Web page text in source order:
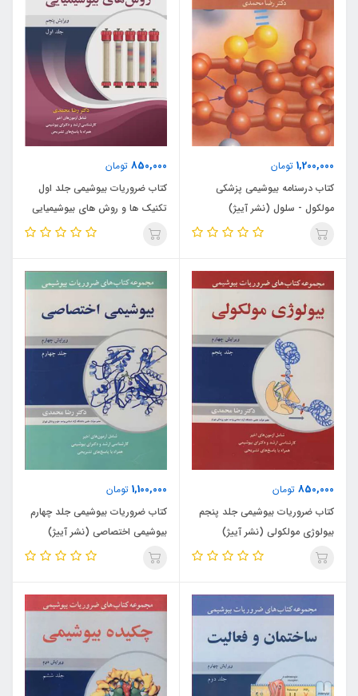
1,200,000 تومان
کتاب درسنامه بیوشیمی پزشکی
مولکول - سلول (نشر آییژ)
850,000 تومان
کتاب ضروریات بیوشیمی جلد اول
تکنیک ها و روش های بیوشیمیایی
(نشر آییژ)
850,000 تومان
کتاب ضروریات بیوشیمی جلد پنجم
بیولوژی مولکولی (نشر آییژ)
1,100,000 تومان
کتاب ضروریات بیوشیمی جلد چهارم
بیوشیمی اختصاصی (نشر آییژ)